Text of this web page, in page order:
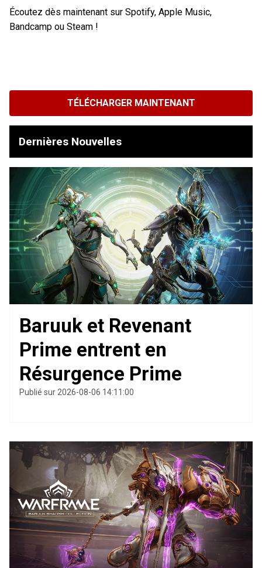
Écoutez dès maintenant sur Spotify, Apple Music,
Bandcamp ou Steam !
TÉLÉCHARGER MAINTENANT
Dernières Nouvelles
Baruuk et Revenant
Prime entrent en
Résurgence Prime
Publié sur 2026-08-06 14:11:00